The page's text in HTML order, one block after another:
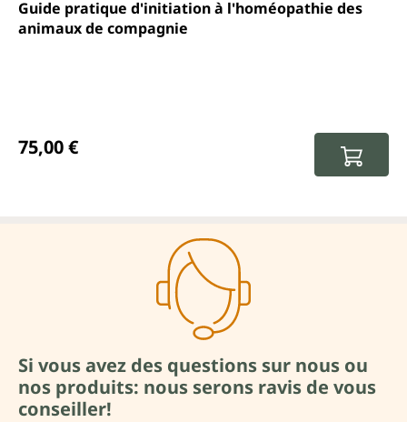
Guide pratique d'initiation à l'homéopathie des
animaux de compagnie
75,00 €
Si vous avez des questions sur nous ou
nos produits: nous serons ravis de vous
conseiller!